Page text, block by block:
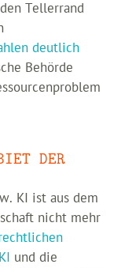
Tellerrand
deutlich
Behörde
DER
KI ist aus dem
nicht mehr
und die